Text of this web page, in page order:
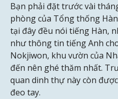
Bạn phải đặt trước vài
phòng của Tổng thống
tại đây đều nói tiếng Hàn,
như thông tin tiếng Anh
Nokjiwon, khu vườn của
đến nên ghé thăm nhất.
quan dinh thự này còn
đeo tay.